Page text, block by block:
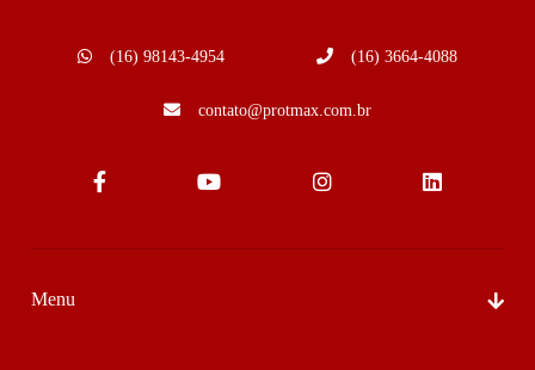
(16) 98143-4954 (16) 3664-4088
contato@protmax.com.br
Menu